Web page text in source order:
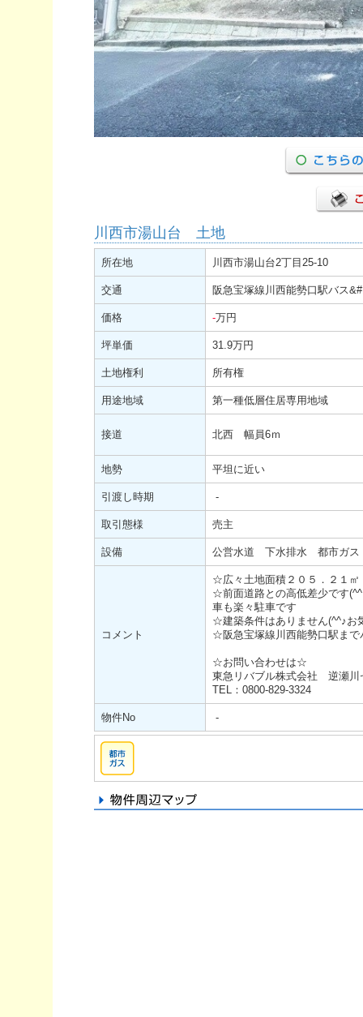
川西市湯山台 土地
所在地 川西市湯山台2丁目25-10
交通 阪急宝塚線川西能勢口駅バス
価格 -万円
坪単価 31.9万円
土地権利 所有権
用途地域 第一種低層住居専用地域
接道 北西 幅員6ｍ
地勢 平坦に近い
引渡し時期 -
取引態様 売主
設備 公営水道 下水排水 都市ガス
コメント
☆広々土地面積２０５．２１㎡
☆前面道路との高低差少です
車も楽々駐車です
☆建築条件はありません(^^♪お
☆阪急宝塚線川西能勢口駅まで
☆お問い合わせは☆
東急リバブル株式会社 逆瀬川
TEL：0800-829-3324
物件No -